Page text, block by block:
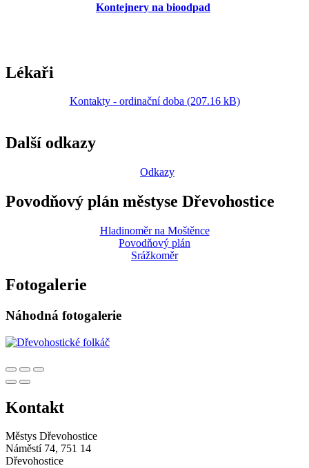
Kontejnery na bioodpad
Lékaři
Kontakty - ordinační doba (207.16 kB)
Další odkazy
Odkazy
Povodňový plán městyse Dřevohostice
Hladinoměr na Moštěnce
Povodňový plán
Srážkoměr
Fotogalerie
Náhodná fotogalerie
Kontakt
Městys Dřevohostice
Náměstí 74, 751 14
Dřevohostice